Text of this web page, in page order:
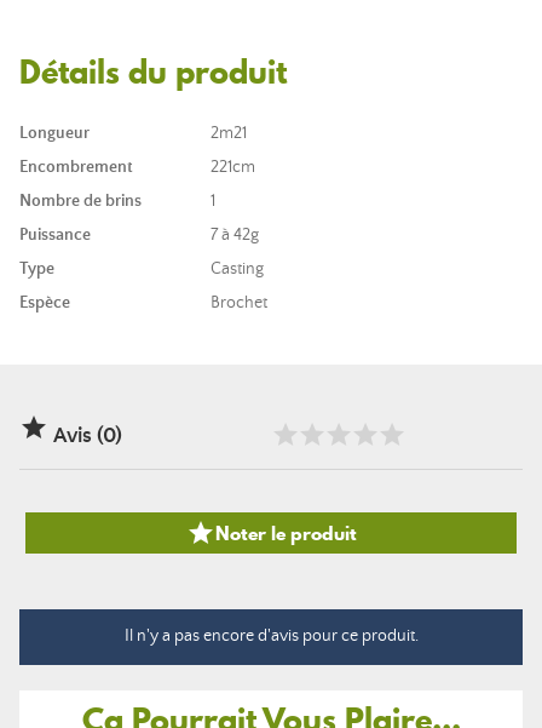
Détails du produit
Longueur
2m21
Encombrement
221cm
Nombre de brins
1
Puissance
7 à 42g
Type
Casting
Espèce
Brochet
 Avis (0)
Noter le produit
Il n'y a pas encore d'avis pour ce produit.